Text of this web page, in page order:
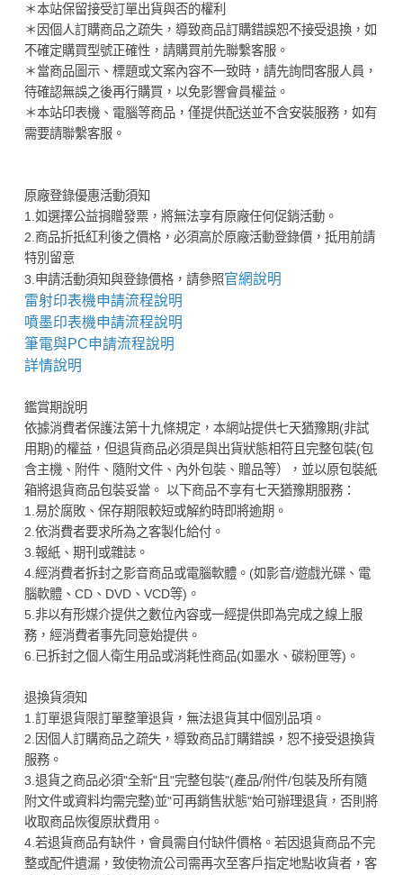
＊本站保留接受訂單出貨與否的權利
＊因個人訂購商品之疏失，導致商品訂購錯誤恕不接受退換，如
不確定購買型號正確性，請購買前先聯繫客服。
＊當商品圖示、標題或文案內容不一致時，請先詢問客服人員，
待確認無誤之後再行購買，以免影響會員權益。
＊本站印表機、電腦等商品，僅提供配送並不含安裝服務，如有
需要請聯繫客服。
原廠登錄優惠活動須知
1.如選擇公益捐贈發票，將無法享有原廠任何促銷活動。
2.商品折抵紅利後之價格，必須高於原廠活動登錄價，抵用前請
特別留意
3.申請活動須知與登錄價格，請參照官網說明
雷射印表機申請流程說明
噴墨印表機申請流程說明
筆電與PC申請流程說明
詳情說明
鑑賞期說明
依據消費者保護法第十九條規定，本網站提供七天猶豫期(非試
用期)的權益，但退貨商品必須是與出貨狀態相符且完整包裝(包
含主機、附件、隨附文件、內外包裝、贈品等），並以原包裝紙
箱將退貨商品包裝妥當。 以下商品不享有七天猶豫期服務：
1.易於腐敗、保存期限較短或解約時即將逾期。
2.依消費者要求所為之客製化給付。
3.報紙、期刊或雜誌。
4.經消費者拆封之影音商品或電腦軟體。(如影音/遊戲光碟、電
腦軟體、CD、DVD、VCD等)。
5.非以有形媒介提供之數位內容或一經提供即為完成之線上服
務，經消費者事先同意始提供。
6.已拆封之個人衛生用品或消耗性商品(如墨水、碳粉匣等)。
退換貨須知
1.訂單退貨限訂單整筆退貨，無法退貨其中個別品項。
2.因個人訂購商品之疏失，導致商品訂購錯誤，恕不接受退換貨
服務。
3.退貨之商品必須"全新"且"完整包裝"(產品/附件/包裝及所有隨
附文件或資料均需完整)並"可再銷售狀態"始可辦理退貨，否則將
收取商品恢復原狀費用。
4.若退貨商品有缺件，會員需自付缺件價格。若因退貨商品不完
整或配件遺漏，致使物流公司需再次至客戶指定地點收貨者，客